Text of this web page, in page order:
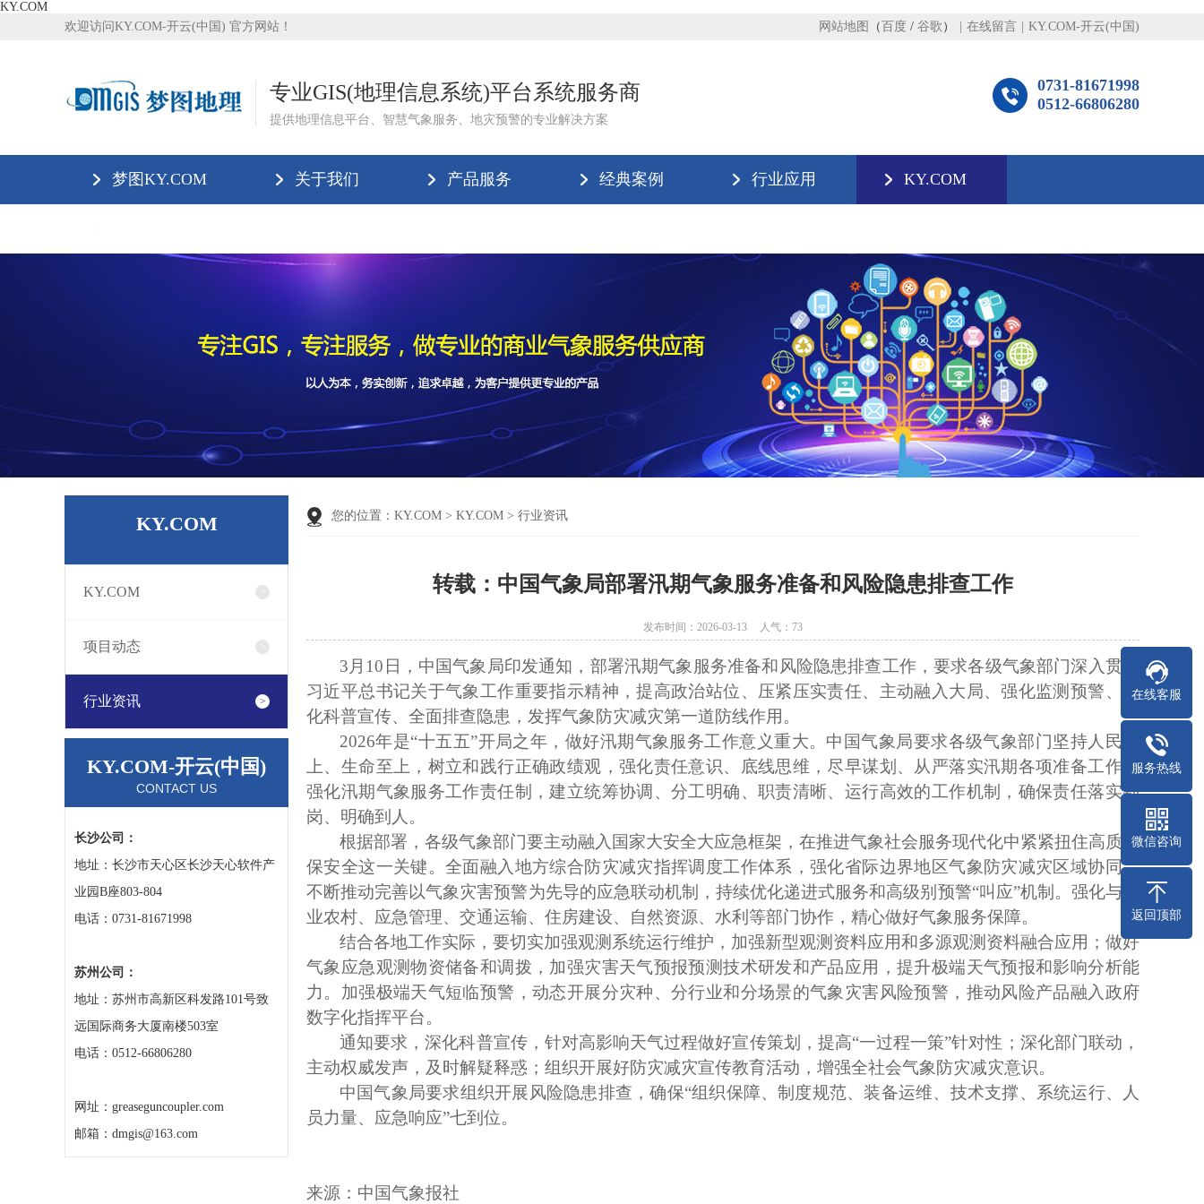
KY.COM
欢迎访问KY.COM-开云(中国) 官方网站！
网站地图 （ 百度 / 谷歌 ） 在线留言 KY.COM-开云(中国)
专业GIS(地理信息系统)平台系统服务商
提供地理信息平台、智慧气象服务、地灾预警的专业解决方案
0731-81671998
0512-66806280
梦图KY.COM 关于我们 产品服务 经典案例 行业应用 KY.COM
KY.COM
KY.COM
项目动态
行业资讯
KY.COM-开云(中国)
CONTACT US
长沙公司：
地址：长沙市天心区长沙天心软件产
业园B座803-804
电话：0731-81671998
苏州公司：
地址：苏州市高新区科发路101号致
远国际商务大厦南楼503室
电话：0512-66806280
网址：greaseguncoupler.com
邮箱：dmgis@163.com
您的位置： KY.COM > KY.COM > 行业资讯
转载：中国气象局部署汛期气象服务准备和风险隐患排查工作
发布时间：2026-03-13 人气： 73
3月10日，中国气象局印发通知，部署汛期气象服务准备和风险隐患排查工作，要求各级气象部门深入贯彻
习近平总书记关于气象工作重要指示精神，提高政治站位、压紧压实责任、主动融入大局、强化监测预警、深
化科普宣传、全面排查隐患，发挥气象防灾减灾第一道防线作用。
2026年是“十五五”开局之年，做好汛期气象服务工作意义重大。中国气象局要求各级气象部门坚持人民至
上、生命至上，树立和践行正确政绩观，强化责任意识、底线思维，尽早谋划、从严落实汛期各项准备工作。
强化汛期气象服务工作责任制，建立统筹协调、分工明确、职责清晰、运行高效的工作机制，确保责任落实到
岗、明确到人。
根据部署，各级气象部门要主动融入国家大安全大应急框架，在推进气象社会服务现代化中紧紧扭住高质效
保安全这一关键。全面融入地方综合防灾减灾指挥调度工作体系，强化省际边界地区气象防灾减灾区域协同，
不断推动完善以气象灾害预警为先导的应急联动机制，持续优化递进式服务和高级别预警“叫应”机制。强化与农
业农村、应急管理、交通运输、住房建设、自然资源、水利等部门协作，精心做好气象服务保障。
结合各地工作实际，要切实加强观测系统运行维护，加强新型观测资料应用和多源观测资料融合应用；做好
气象应急观测物资储备和调拨，加强灾害天气预报预测技术研发和产品应用，提升极端天气预报和影响分析能
力。加强极端天气短临预警，动态开展分灾种、分行业和分场景的气象灾害风险预警，推动风险产品融入政府
数字化指挥平台。
通知要求，深化科普宣传，针对高影响天气过程做好宣传策划，提高“一过程一策”针对性；深化部门联动，
主动权威发声，及时解疑释惑；组织开展好防灾减灾宣传教育活动，增强全社会气象防灾减灾意识。
中国气象局要求组织开展风险隐患排查，确保“组织保障、制度规范、装备运维、技术支撑、系统运行、人
员力量、应急响应”七到位。
来源：中国气象报社
在线客服
服务热线
微信咨询
返回顶部